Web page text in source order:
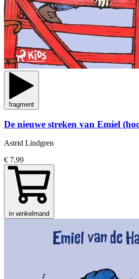
fragment
De nieuwe streken van Emiel
Astrid Lindgren
€ 7,99
in winkelmand